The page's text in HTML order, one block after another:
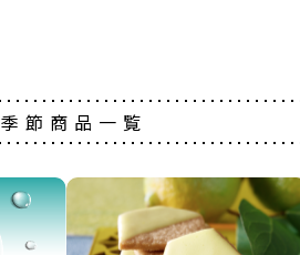
季節商品一覧